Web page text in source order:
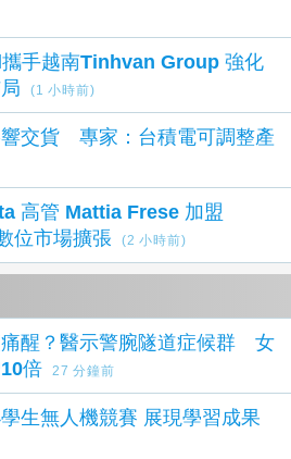
手越南Tinhvan Group 強化
(1 小時前)
交貨 專家：台積電可調整產
高管 Mattia Frese 加盟
位市場擴張
(2 小時前)
醒？醫示警腕隧道症候群 女
倍
27 分鐘前
嘉縣舉辦國中小學生無人機競賽 展現學習成果